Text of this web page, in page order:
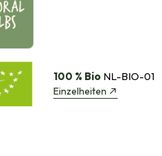
100 % Bio NL-BIO-01
Einzelheiten